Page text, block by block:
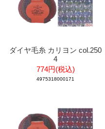
ダイヤ毛糸 カリヨン col.250
4
774円(税込)
4975318000171